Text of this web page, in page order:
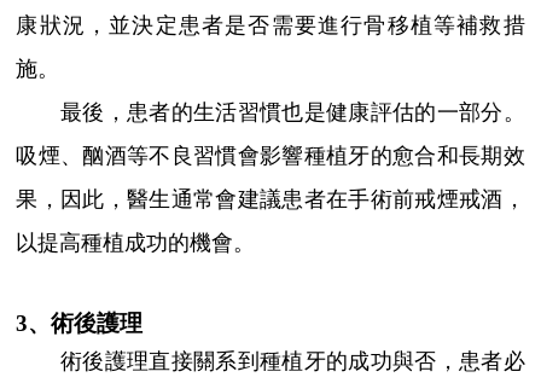
康狀況，並決定患者是否需要進行骨移植等補救措
施。
最後，患者的生活習慣也是健康評估的一部分。
吸煙、酗酒等不良習慣會影響種植牙的愈合和長期效
果，因此，醫生通常會建議患者在手術前戒煙戒酒，
以提高種植成功的機會。
3、術後護理
術後護理直接關系到種植牙的成功與否，患者必